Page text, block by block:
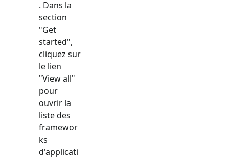
. Dans la
section
"Get
started",
cliquez sur
le lien
"View all"
pour
ouvrir la
liste des
framewor
ks
d'applicati